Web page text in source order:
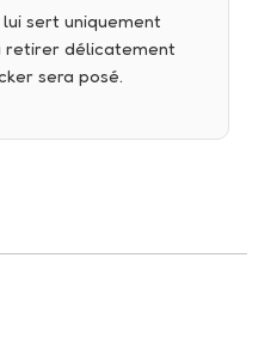
lui sert uniquement
retirer délicatement
sera posé.